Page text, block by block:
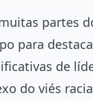
partes
para
de
do viés